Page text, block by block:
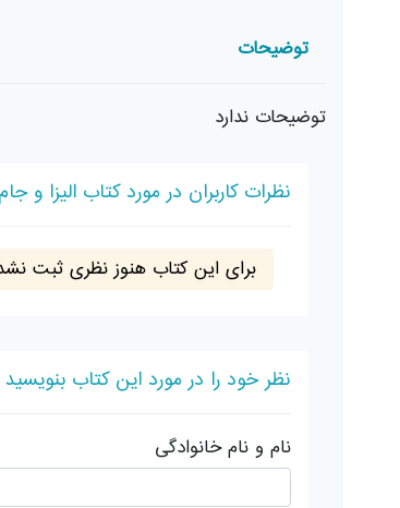
توضیحات
توضیحات ندارد
نظرات کاربران در مورد کتاب الیزا و
برای این کتاب هنوز نظری ثبت
نظر خود را در مورد این کتاب بنویسید
نام و نام خانوادگی